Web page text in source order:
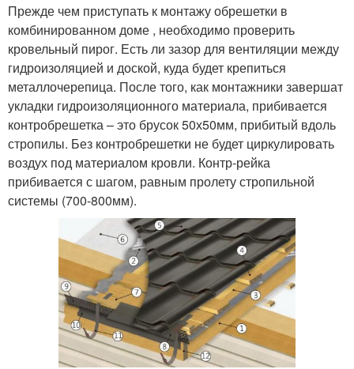
Прежде чем приступать к монтажу обрешетки в
комбинированном доме , необходимо проверить
кровельный пирог. Есть ли зазор для вентиляции между
гидроизоляцией и доской, куда будет крепиться
металлочерепица. После того, как монтажники завершат
укладки гидроизоляционного материала, прибивается
контробрешетка – это брусок 50х50мм, прибитый вдоль
стропилы. Без контробрешетки не будет циркулировать
воздух под материалом кровли. Контр-рейка
прибивается с шагом, равным пролету стропильной
системы (700-800мм).